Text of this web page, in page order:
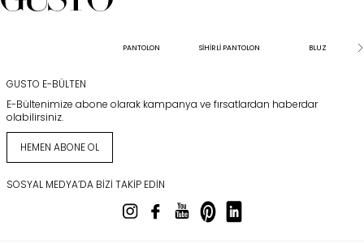
PANTOLON SİHİRLİ PANTOLON BLUZ
GUSTO E-BÜLTEN
E-Bültenimize abone olarak kampanya ve fırsatlardan haberdar
olabilirsiniz.
HEMEN ABONE OL
SOSYAL MEDYA’DA BIZI TAKIP EDIN